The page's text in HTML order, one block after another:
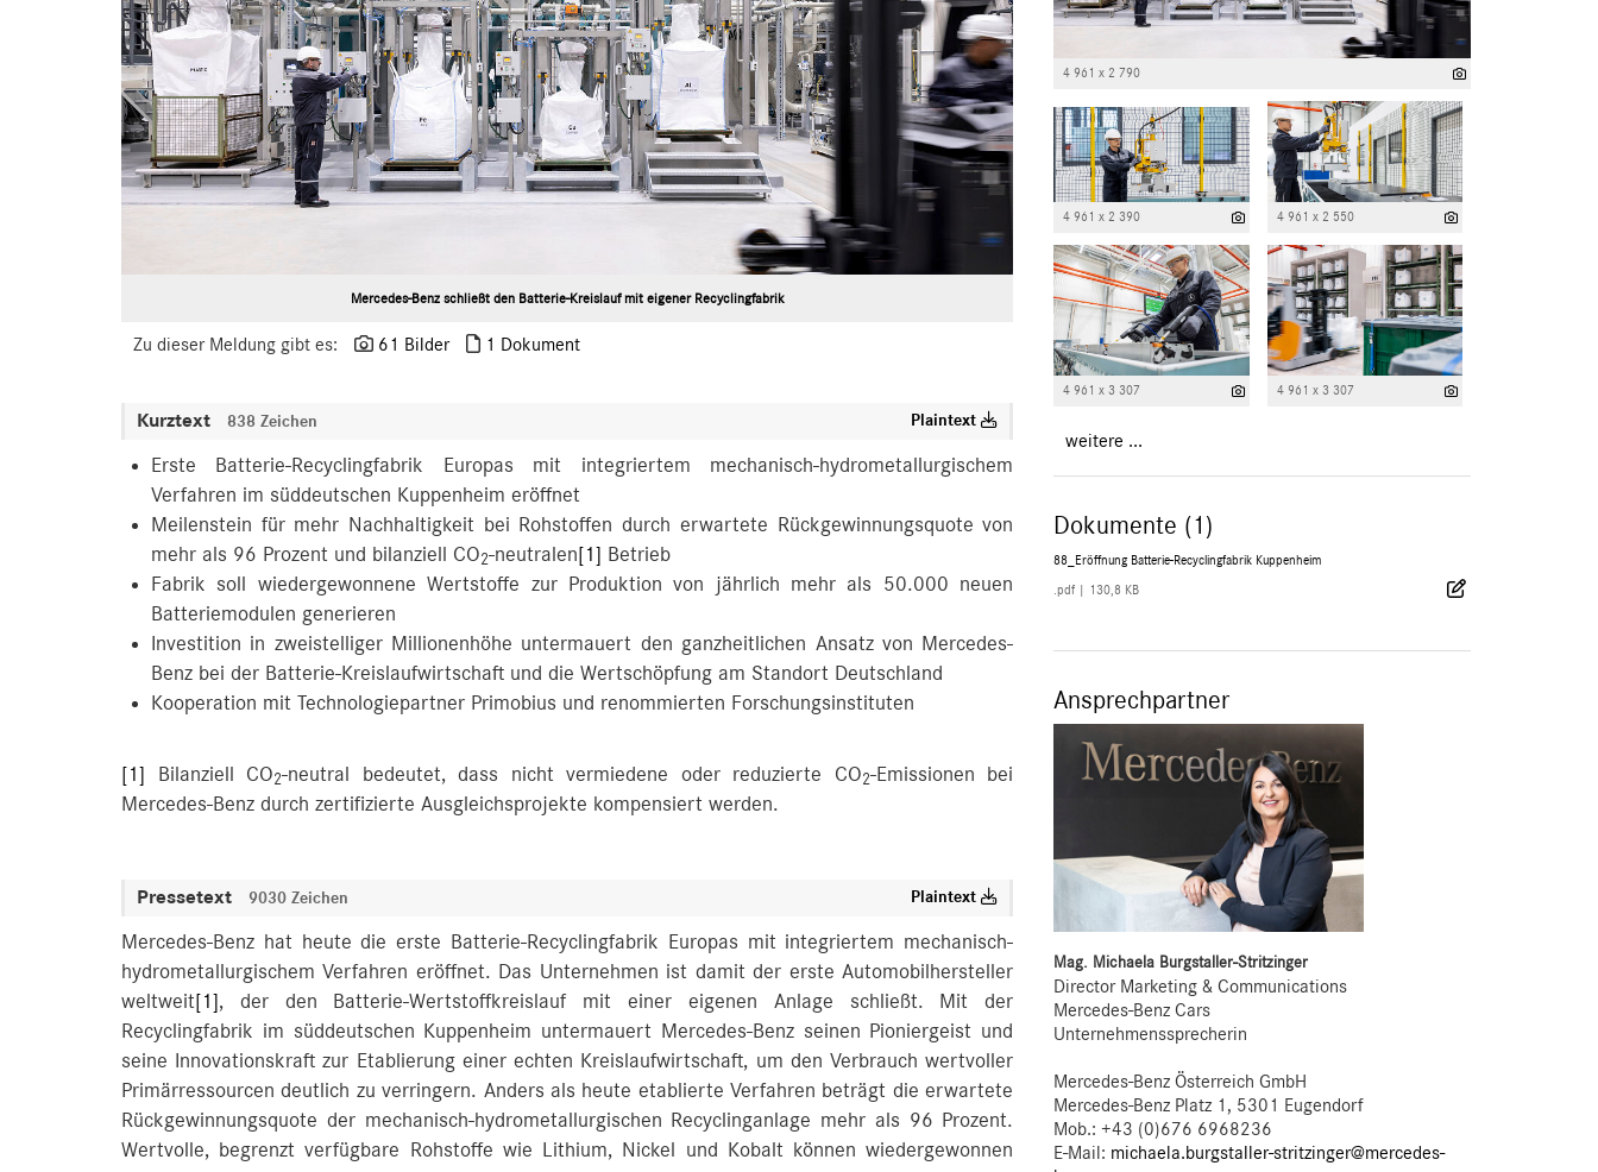
Mercedes-Benz schließt den Batterie-Kreislauf mit eigener Recyclingfabrik
Zu dieser Meldung gibt es: 61 Bilder 1 Dokument
Kurztext 838 Zeichen Plaintext
Erste Batterie-Recyclingfabrik Europas mit integriertem mechanisch-hydrometallurgischem
Verfahren im süddeutschen Kuppenheim eröffnet
Meilenstein für mehr Nachhaltigkeit bei Rohstoffen durch erwartete Rückgewinnungsquote von
mehr als 96 Prozent und bilanziell CO2-neutralen[1] Betrieb
Fabrik soll wiedergewonnene Wertstoffe zur Produktion von jährlich mehr als 50.000 neuen
Batteriemodulen generieren
Investition in zweistelliger Millionenhöhe untermauert den ganzheitlichen Ansatz von Mercedes-
Benz bei der Batterie-Kreislaufwirtschaft und die Wertschöpfung am Standort Deutschland
Kooperation mit Technologiepartner Primobius und renommierten Forschungsinstituten
[1] Bilanziell CO2-neutral bedeutet, dass nicht vermiedene oder reduzierte CO2-Emissionen bei
Mercedes-Benz durch zertifizierte Ausgleichsprojekte kompensiert werden.
Pressetext 9030 Zeichen Plaintext
Mercedes-Benz hat heute die erste Batterie-Recyclingfabrik Europas mit integriertem mechanisch-
hydrometallurgischem Verfahren eröffnet. Das Unternehmen ist damit der erste Automobilhersteller
weltweit[1], der den Batterie-Wertstoffkreislauf mit einer eigenen Anlage schließt. Mit der
Recyclingfabrik im süddeutschen Kuppenheim untermauert Mercedes-Benz seinen Pioniergeist und
seine Innovationskraft zur Etablierung einer echten Kreislaufwirtschaft, um den Verbrauch wertvoller
Primärressourcen deutlich zu verringern. Anders als heute etablierte Verfahren beträgt die erwartete
Rückgewinnungsquote der mechanisch-hydrometallurgischen Recyclinganlage mehr als 96 Prozent.
Wertvolle, begrenzt verfügbare Rohstoffe wie Lithium, Nickel und Kobalt können wiedergewonnen
4 961 x 2 790
4 961 x 2 390 4 961 x 2 550
4 961 x 3 307 4 961 x 3 307
weitere ...
Dokumente (1)
88_Eröffnung Batterie-Recyclingfabrik Kuppenheim
.pdf 130,8 KB
Ansprechpartner
Mag. Michaela Burgstaller-Stritzinger
Director Marketing & Communications
Mercedes-Benz Cars
Unternehmenssprecherin
Mercedes-Benz Österreich GmbH
Mercedes-Benz Platz 1, 5301 Eugendorf
Mob.:+43 (0)676 6968236
E-Mail: michaela.burgstaller-stritzinger@mercedes-